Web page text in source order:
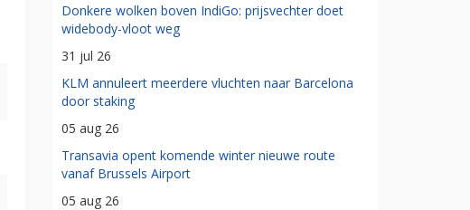
Donkere wolken boven IndiGo: prijsvechter doet
widebody-vloot weg
31 jul 26
KLM annuleert meerdere vluchten naar Barcelona
door staking
05 aug 26
Transavia opent komende winter nieuwe route
vanaf Brussels Airport
05 aug 26